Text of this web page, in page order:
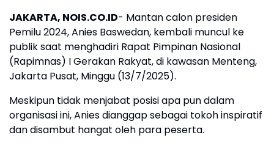
JAKARTA, NOIS.CO.ID- Mantan calon presiden
Pemilu 2024, Anies Baswedan, kembali muncul ke
publik saat menghadiri Rapat Pimpinan Nasional
(Rapimnas) I Gerakan Rakyat, di kawasan Menteng,
Jakarta Pusat, Minggu (13/7/2025).
Meskipun tidak menjabat posisi apa pun dalam
organisasi ini, Anies dianggap sebagai tokoh inspiratif
dan disambut hangat oleh para peserta.